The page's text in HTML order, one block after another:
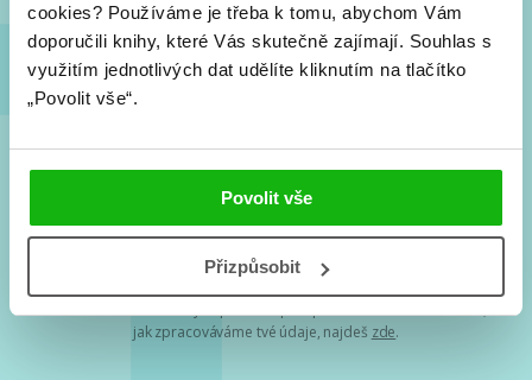
cookies? Používáme je třeba k tomu, abychom Vám
doporučili knihy, které Vás skutečně zajímají. Souhlas s
využitím jednotlivých dat udělíte kliknutím na tlačítko
„Povolit vše“.
Povolit vše
Přizpůsobit
Souhlasím spodmínkami zpracování osobních údajů
Tvá e-mailová adresa je u nás v bezpečí. Přečti si
jak zpracováváme tvé údaje, najdeš zde.